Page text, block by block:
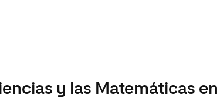
y las Matemáticas en